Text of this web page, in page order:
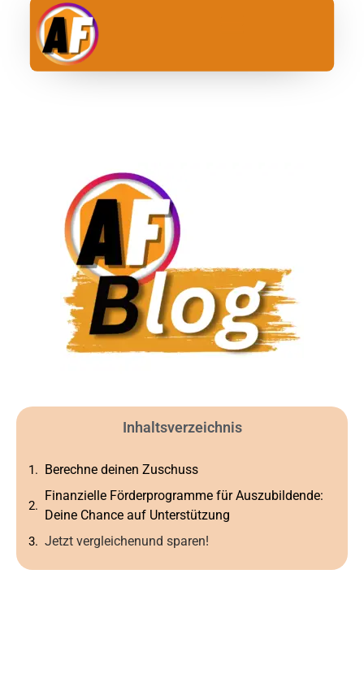
Inhaltsverzeichnis
Berechne deinen Zuschuss
Finanzielle Förderprogramme für Auszubildende:
Deine Chance auf Unterstützung
Jetzt vergleichenund sparen!